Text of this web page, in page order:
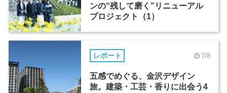
ンの“残して磨く”リニューアル
プロジェクト（1）
レポート 7/8
五感でめぐる、金沢デザイン
旅。建築・工芸・香りに出会う4